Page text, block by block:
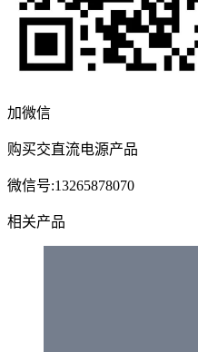
加微信
购买交直流电源产品
微信号:13265878070
相关产品